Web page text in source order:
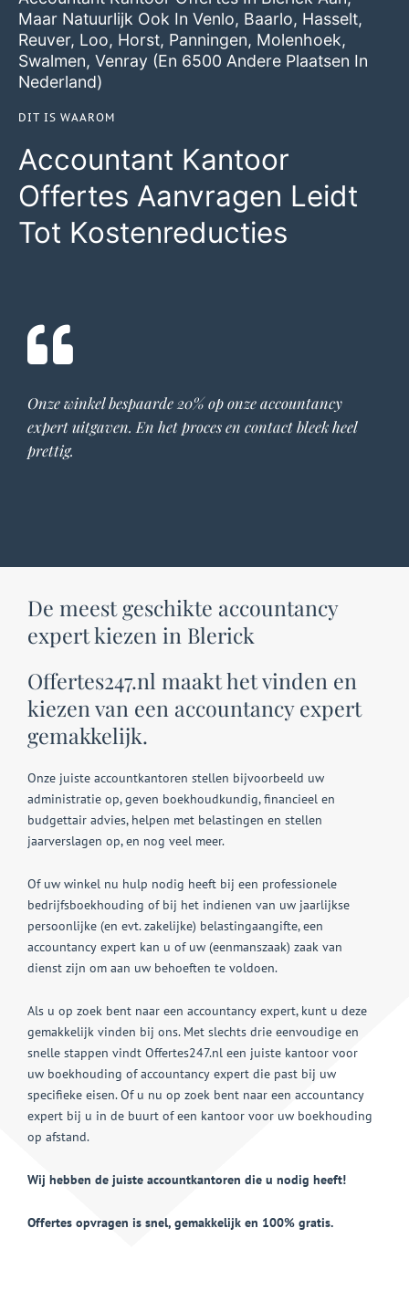
Maar Natuurlijk Ook In Venlo, Baarlo, Hasselt,
Reuver, Loo, Horst, Panningen, Molenhoek,
Swalmen, Venray (en 6500 Andere Plaatsen In
Nederland)
DIT IS WAAROM
Accountant Kantoor
Offertes Aanvragen Leidt
Tot Kostenreducties
Onze winkel bespaarde 20% op onzeaccountancy
expertuitgaven. En het proces en contact bleek heel
prettig.
De meest geschikte accountancy
expert kiezen in Blerick
Offertes247.nl maakt het vinden en
kiezen van een accountancy expert
gemakkelijk.
Onze juiste accountkantoren stellen bijvoorbeeld uw
administratie op, geven boekhoudkundig, financieel en
budgettair advies, helpen met belastingen en stellen
jaarverslagen op, en nog veel meer.
Of uw winkel nu hulp nodig heeft bij een professionele
bedrijfsboekhouding of bij het indienen van uw jaarlijkse
persoonlijke (en evt. zakelijke) belastingaangifte, een
accountancy expert kan u of uw (eenmanszaak) zaak van
dienst zijn om aan uw behoeften te voldoen.
Als u op zoek bent naar een accountancy expert, kunt u deze
gemakkelijk vinden bij ons. Met slechts drie eenvoudige en
snelle stappen vindt Offertes247.nl een juiste kantoor voor
uw boekhouding of accountancy expert die past bij uw
specifieke eisen. Of u nu op zoek bent naar een accountancy
expert bij u in de buurt of een kantoor voor uw boekhouding
op afstand.
Wij hebben de juiste accountkantoren die u nodig heeft!
Offertes opvragen is snel, gemakkelijk en 100% gratis.